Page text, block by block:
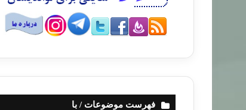
فهرست موضوعات / با